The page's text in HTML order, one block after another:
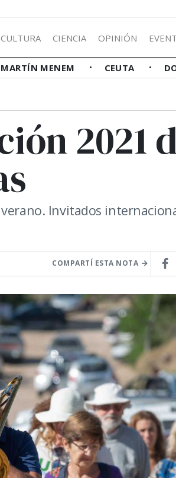
CULTURA CIENCIA OPINIÓN
MARTÍN MENEM CEUTA
2021
Invitados
COMPARTÍ ESTA NOTA